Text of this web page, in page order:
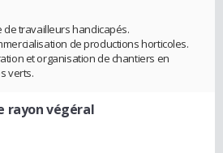
travailleurs handicapés.
de productions horticoles.
et organisation de chantiers en
verts.
rayon végéral